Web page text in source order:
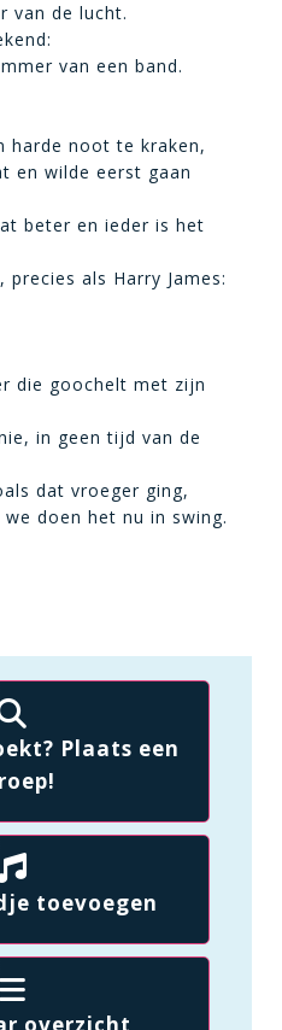
van de lucht.
van een band.
harde noot te kraken,
en wilde eerst gaan
beter en ieder is het
als Harry James:
die goochelt met zijn
in geen tijd van de
dat vroeger ging,
doen het nu in swing.
Plaats een
toevoegen